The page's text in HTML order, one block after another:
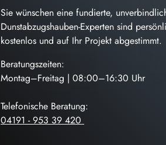
Sie wünschen eine fundierte,
Dunstabzugshauben-Experten sind
kostenlos und auf Ihr Projekt abgestimmt.
Beratungszeiten:
Montag–Freitag | 08:00–16:30 Uhr
Telefonische Beratung:
04191 - 953 39 420